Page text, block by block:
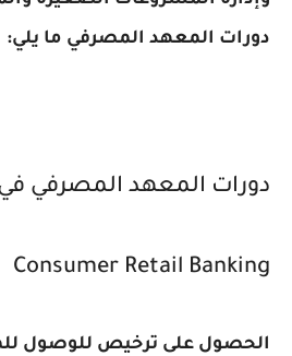
دورات المعهد المصرفي ما يلي:
دورات المعهد المصرفي في
Consumer Retail Banking
الحصول على ترخيص للوصول